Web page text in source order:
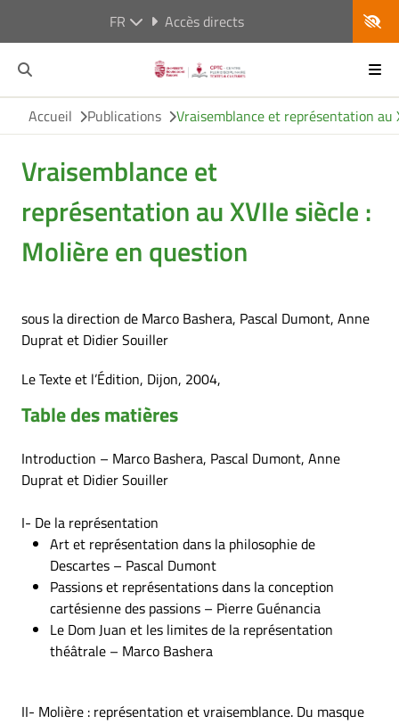
FR Accès directs
Accueil Publications Vraisemblance et représentation au
Vraisemblance et
représentation au XVIIe siècle :
Molière en question
sous la direction de Marco Bashera, Pascal Dumont, Anne
Duprat et Didier Souiller
Le Texte et l’Édition, Dijon, 2004,
Table des matières
Introduction – Marco Bashera, Pascal Dumont, Anne
Duprat et Didier Souiller
I- De la représentation
Art et représentation dans la philosophie de
Descartes – Pascal Dumont
Passions et représentations dans la conception
cartésienne des passions – Pierre Guénancia
Le Dom Juan et les limites de la représentation
théâtrale – Marco Bashera
II- Molière : représentation et vraisemblance. Du masque